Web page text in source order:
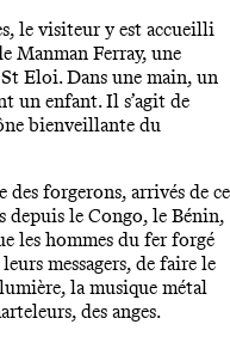
le visiteur y est accueilli
Manman Ferray, une
Eloi. Dans une main, un
un enfant. Il s’agit de
bienveillante du
forgerons, arrivés de ce
depuis le Congo, le Bénin,
les hommes du fer forgé
messagers, de faire le
la musique métal
des anges.